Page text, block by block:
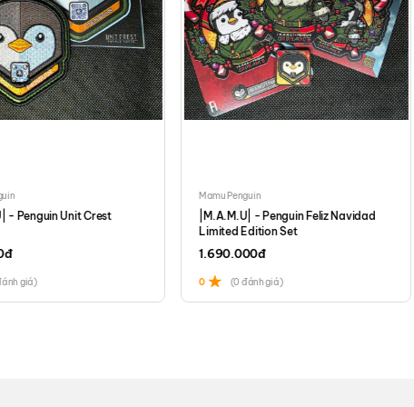
Penguin – Singapore.
Unit Crest
Mamu Penguin
|M.A.M.U| - Penguin Feliz Navidad
Limited Edition Set
1.690.000đ
(0 đánh giá)